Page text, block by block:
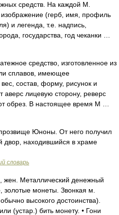
средств. На каждой М.
(герб, имя, профиль
и легенда, т.е. надпись,
государства, год чеканки …
средство, изготовленное из
сплавов, имеющее
состав, форму, рисунок и
лицевую сторону, реверс
обрез. В настоящее время М …
Юноны. От него получил
двор, находившийся в храме
словарь
Металлический денежный
монеты. Звонкая м.
высокого достоинства).
(устар.) бить монету. • Гони